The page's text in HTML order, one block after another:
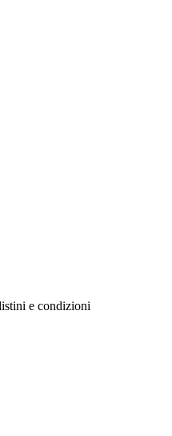
e condizioni